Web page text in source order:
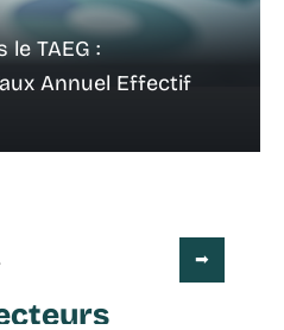
TAEG :
Annuel Effectif